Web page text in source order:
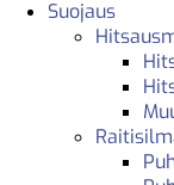
Suojaus